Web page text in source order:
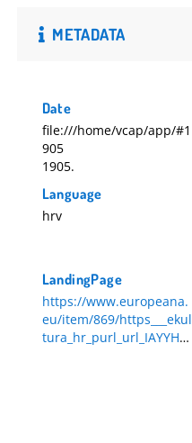
METADATA
Date
file:///home/vcap/app/#1
905
1905.
Language
hrv
LandingPage
https://www.europeana.
eu/item/869/https___ekul
tura_hr_purl_url_IAYYHSX